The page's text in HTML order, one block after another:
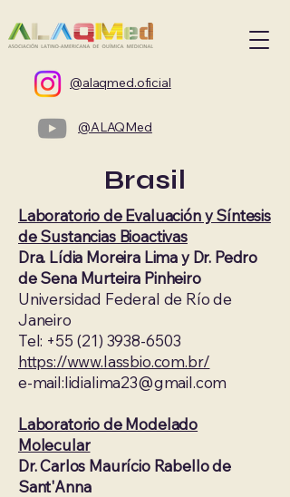
@alaqmed.oficial
@ALAQMed
Brasil
Laboratorio de Evaluación y Síntesis
de Sustancias Bioactivas
Dra. Lídia Moreira Lima y Dr. Pedro
de Sena Murteira Pinheiro
Universidad Federal de Río de
Janeiro
Tel: +55 (21) 3938-6503
https://www.lassbio.com.br/
e-mail:lidialima23@gmail.com
Laboratorio de Modelado
Molecular
Dr. Carlos Maurício Rabello de
Sant'Anna